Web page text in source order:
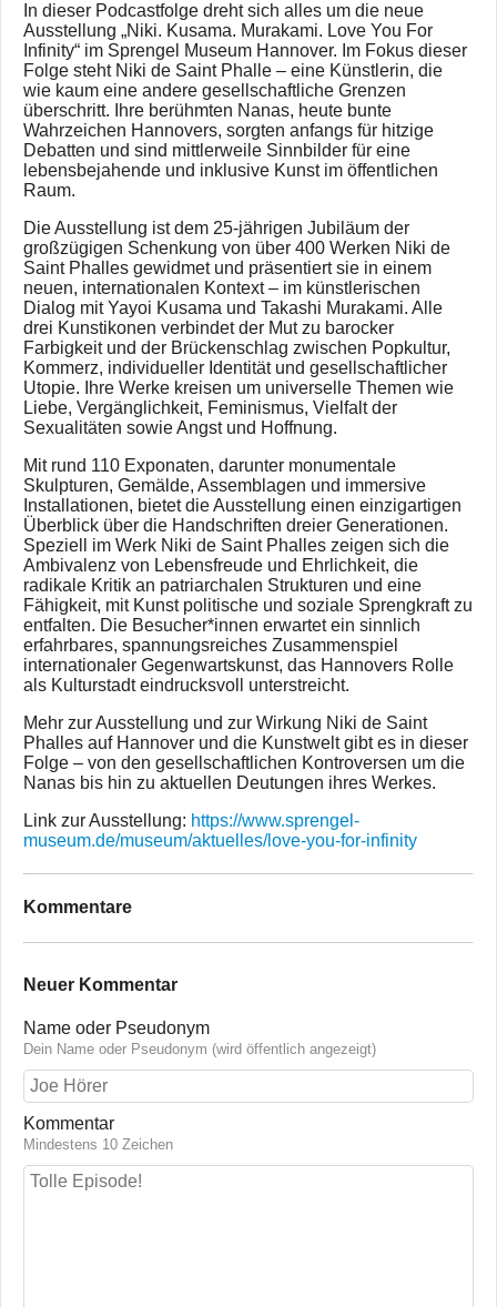
In dieser Podcastfolge dreht sich alles um die neue
Ausstellung „Niki. Kusama. Murakami. Love You For
Infinity“ im Sprengel Museum Hannover. Im Fokus dieser
Folge steht Niki de Saint Phalle – eine Künstlerin, die
wie kaum eine andere gesellschaftliche Grenzen
überschritt. Ihre berühmten Nanas, heute bunte
Wahrzeichen Hannovers, sorgten anfangs für hitzige
Debatten und sind mittlerweile Sinnbilder für eine
lebensbejahende und inklusive Kunst im öffentlichen
Raum.
Die Ausstellung ist dem 25-jährigen Jubiläum der
großzügigen Schenkung von über 400 Werken Niki de
Saint Phalles gewidmet und präsentiert sie in einem
neuen, internationalen Kontext – im künstlerischen
Dialog mit Yayoi Kusama und Takashi Murakami. Alle
drei Kunstikonen verbindet der Mut zu barocker
Farbigkeit und der Brückenschlag zwischen Popkultur,
Kommerz, individueller Identität und gesellschaftlicher
Utopie. Ihre Werke kreisen um universelle Themen wie
Liebe, Vergänglichkeit, Feminismus, Vielfalt der
Sexualitäten sowie Angst und Hoffnung.
Mit rund 110 Exponaten, darunter monumentale
Skulpturen, Gemälde, Assemblagen und immersive
Installationen, bietet die Ausstellung einen einzigartigen
Überblick über die Handschriften dreier Generationen.
Speziell im Werk Niki de Saint Phalles zeigen sich die
Ambivalenz von Lebensfreude und Ehrlichkeit, die
radikale Kritik an patriarchalen Strukturen und eine
Fähigkeit, mit Kunst politische und soziale Sprengkraft zu
entfalten. Die Besucher*innen erwartet ein sinnlich
erfahrbares, spannungsreiches Zusammenspiel
internationaler Gegenwartskunst, das Hannovers Rolle
als Kulturstadt eindrucksvoll unterstreicht.
Mehr zur Ausstellung und zur Wirkung Niki de Saint
Phalles auf Hannover und die Kunstwelt gibt es in dieser
Folge – von den gesellschaftlichen Kontroversen um die
Nanas bis hin zu aktuellen Deutungen ihres Werkes.
Link zur Ausstellung: https://www.sprengel-
museum.de/museum/aktuelles/love-you-for-infinity
Kommentare
Neuer Kommentar
Name oder Pseudonym
Dein Name oder Pseudonym (wird öffentlich angezeigt)
Kommentar
Mindestens 10 Zeichen